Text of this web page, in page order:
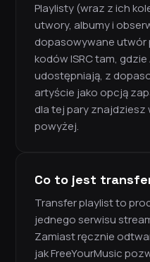
Playlisty (wraz z ich
utwory, albumy i
dopasowywane utwór
kodów ISRC tam,
udostępniają, z
artyście jako opcją
dla tej pary
powyżej.
Co to jest
Transfer playlist to
jednego serwisu
Zamiast ręcznie
jak FreeYourMusic